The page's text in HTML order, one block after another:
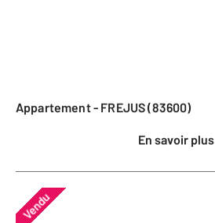
Appartement - FREJUS (83600)
En savoir plus
Vendu